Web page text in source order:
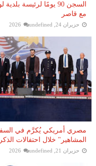
السجن 90 يومًا لرئيسة
مع قاصر
حزيران 24, 2026 undefined
مصري أمريكي يُكرَّم في
المشاهير" خلال احتفالات الذكرى الـ250 لاستقلال
حزيران 21, 2026 undefined